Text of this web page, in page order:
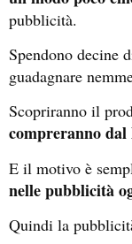
pubblicità.
Spendono decine
guadagnare
Scopriranno il
compreranno dal
E il motivo è
nelle pubblicità
Quindi la